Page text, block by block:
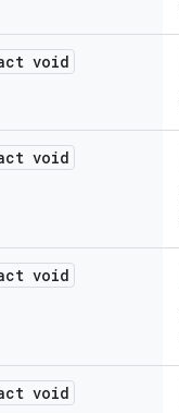
void
void
void
void